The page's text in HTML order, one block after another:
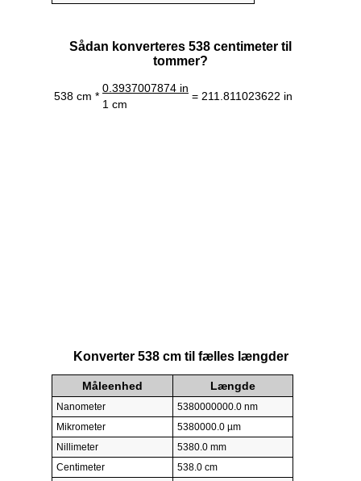
Sådan konverteres 538 centimeter til
tommer?
538 cm *
0.3937007874 in
= 211.811023622 in
1 cm
Konverter 538 cm til fælles længder
Måleenhed Længde
Nanometer
5380000000.0 nm
Mikrometer
5380000.0 µm
Nillimeter
5380.0 mm
Centimeter
538.0 cm